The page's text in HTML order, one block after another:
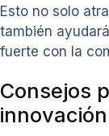
Esto no solo
también
fuerte con la
Consejos